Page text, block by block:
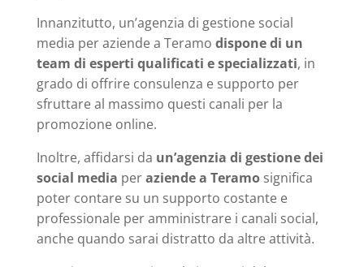
Innanzitutto, un’agenzia di gestione social
media per aziende a Teramo dispone di un
team di esperti qualificati e specializzati, in
grado di offrire consulenza e supporto per
sfruttare al massimo questi canali per la
promozione online.
Inoltre, affidarsi da un’agenzia di gestione dei
social media peraziende a Teramosignifica
poter contare su un supporto costante e
professionale per amministrare i canali social,
anche quando sarai distratto da altre attività.